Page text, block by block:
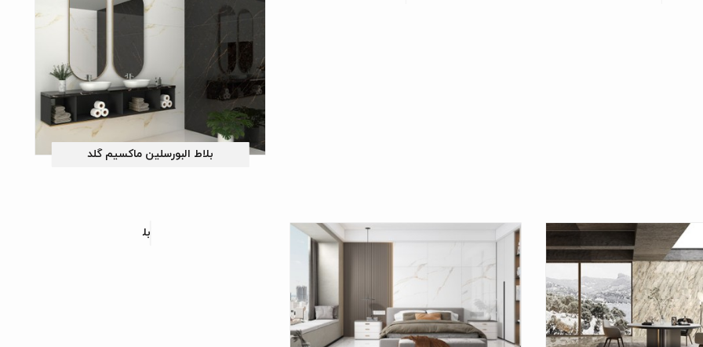
بلاط البورسلین ماکسیم گلد
بلاط البورسلین دراکون